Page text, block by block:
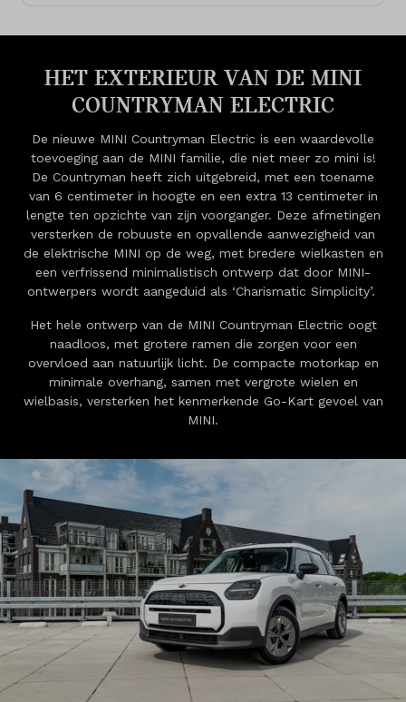
HET EXTERIEUR VAN DE MINI
COUNTRYMAN ELECTRIC
De nieuwe MINI Countryman Electric is een waardevolle
toevoeging aan de MINI familie, die niet meer zo mini is!
De Countryman heeft zich uitgebreid, met een toename
van 6 centimeter in hoogte en een extra 13 centimeter in
lengte ten opzichte van zijn voorganger. Deze afmetingen
versterken de robuuste en opvallende aanwezigheid van
de elektrische MINI op de weg, met bredere wielkasten en
een verfrissend minimalistisch ontwerp dat door MINI-
ontwerpers wordt aangeduid als ‘Charismatic Simplicity’.
Het hele ontwerp van de MINI Countryman Electric oogt
naadloos, met grotere ramen die zorgen voor een
overvloed aan natuurlijk licht. De compacte motorkap en
minimale overhang, samen met vergrote wielen en
wielbasis, versterken het kenmerkende Go-Kart gevoel van
MINI.